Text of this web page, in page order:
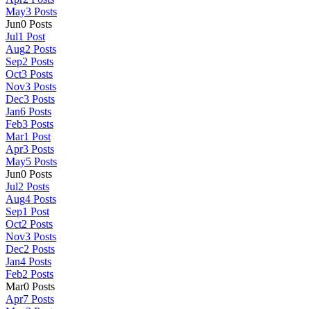
May3 Posts
Jun0 Posts
Jul1 Post
Aug2 Posts
Sep2 Posts
Oct3 Posts
Nov3 Posts
Dec3 Posts
Jan6 Posts
Feb3 Posts
Mar1 Post
Apr3 Posts
May5 Posts
Jun0 Posts
Jul2 Posts
Aug4 Posts
Sep1 Post
Oct2 Posts
Nov3 Posts
Dec2 Posts
Jan4 Posts
Feb2 Posts
Mar0 Posts
Apr7 Posts